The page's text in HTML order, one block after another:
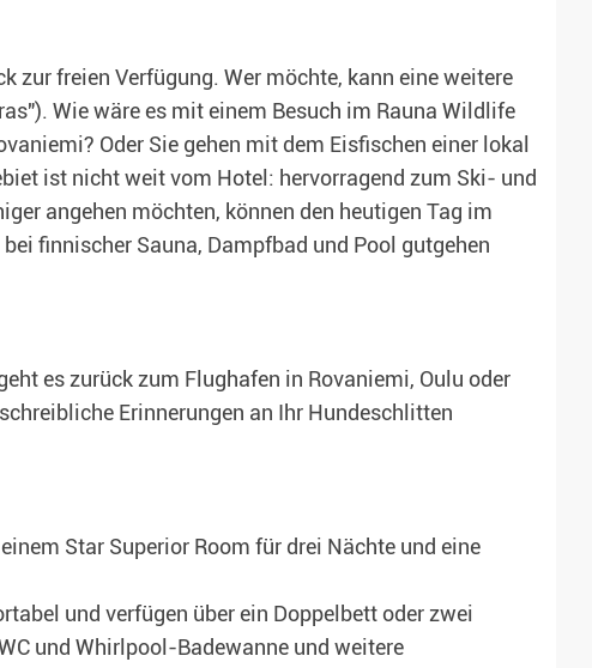
zur freien Verfügung. Wer möchte, kann eine weitere
Wie wäre es mit einem Besuch im Rauna Wildlife
Oder Sie gehen mit dem Eisfischen einer lokal
ist nicht weit vom Hotel: hervorragend zum Ski- und
angehen möchten, können den heutigen Tag im
finnischer Sauna, Dampfbad und Pool gutgehen
es zurück zum Flughafen in Rovaniemi, Oulu oder
Erinnerungen an Ihr Hundeschlitten
Star Superior Room für drei Nächte und eine
und verfügen über ein Doppelbett oder zwei
und Whirlpool-Badewanne und weitere